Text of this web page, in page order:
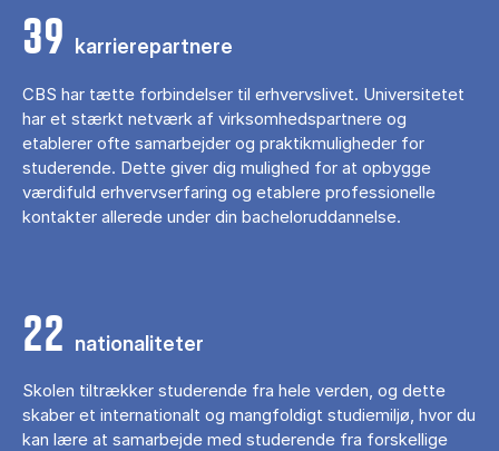
39 karrierepartnere
CBS har tætte forbindelser til erhvervslivet. Universitetet
har et stærkt netværk af virksomhedspartnere og
etablerer ofte samarbejder og praktikmuligheder for
studerende. Dette giver dig mulighed for at opbygge
værdifuld erhvervserfaring og etablere professionelle
kontakter allerede under din bacheloruddannelse.
22 nationaliteter
Skolen tiltrækker studerende fra hele verden, og dette
skaber et internationalt og mangfoldigt studiemiljø, hvor du
kan lære at samarbejde med studerende fra forskellige